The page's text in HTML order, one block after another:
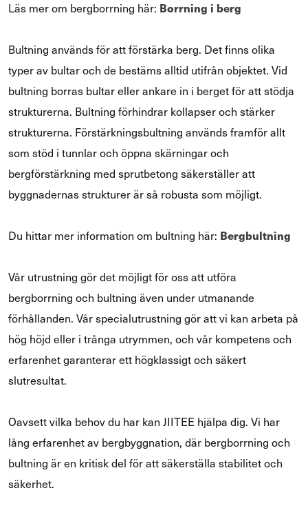
Läs mer om bergborrning här: Borrning i berg
Bultning används för att förstärka berg. Det finns olika
typer av bultar och de bestäms alltid utifrån objektet. Vid
bultning borras bultar eller ankare in i berget för att stödja
strukturerna. Bultning förhindrar kollapser och stärker
strukturerna. Förstärkningsbultning används framför allt
som stöd i tunnlar och öppna skärningar och
bergförstärkning med sprutbetong säkerställer att
byggnadernas strukturer är så robusta som möjligt.
Du hittar mer information om bultning här: Bergbultning
Vår utrustning gör det möjligt för oss att utföra
bergborrning och bultning även under utmanande
förhållanden. Vår specialutrustning gör att vi kan arbeta på
hög höjd eller i trånga utrymmen, och vår kompetens och
erfarenhet garanterar ett högklassigt och säkert
slutresultat.
Oavsett vilka behov du har kan JIITEE hjälpa dig. Vi har
lång erfarenhet av bergbyggnation, där bergborrning och
bultning är en kritisk del för att säkerställa stabilitet och
säkerhet.